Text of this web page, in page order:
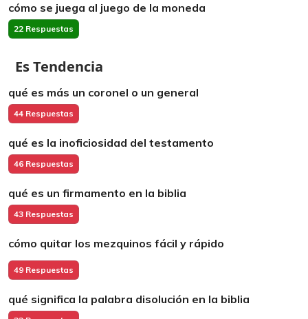
cómo se juega al juego de la moneda
22 Respuestas
Es Tendencia
qué es más un coronel o un general
44 Respuestas
qué es la inoficiosidad del testamento
46 Respuestas
qué es un firmamento en la biblia
43 Respuestas
cómo quitar los mezquinos fácil y rápido
49 Respuestas
qué significa la palabra disolución en la biblia